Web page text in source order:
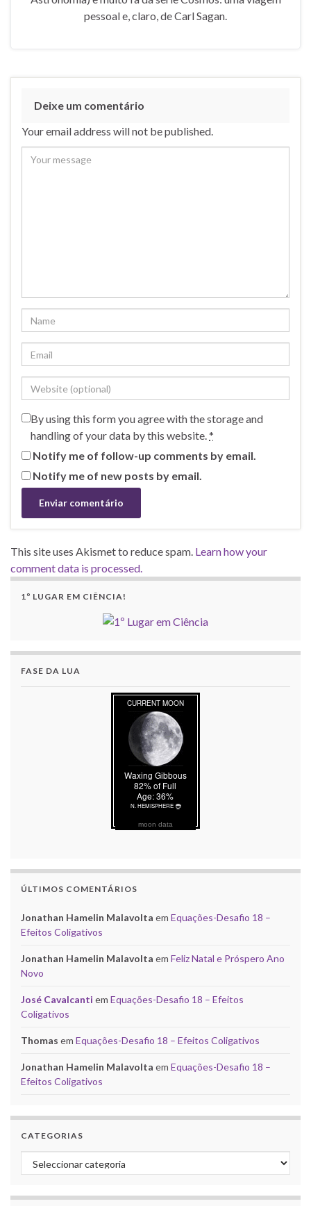
pessoal e, claro, de Carl Sagan.
Deixe um comentário
Your email address will not be published.
By using this form you agree with the storage and
handling of your data by this website.*
Notify me of follow-up comments by email.
Notify me of new posts by email.
This site uses Akismet to reduce spam. Learn how your
comment data is processed.
1º LUGAR EM CIÊNCIA!
FASE DA LUA
moon data
ÚLTIMOS COMENTÁRIOS
Jonathan Hamelin Malavolta em Equações-Desafio 18 –
Efeitos Coligativos
Jonathan Hamelin Malavolta em Feliz Natal e Próspero Ano
Novo
José Cavalcanti em Equações-Desafio 18 – Efeitos
Coligativos
Thomas em Equações-Desafio 18 – Efeitos Coligativos
Jonathan Hamelin Malavolta em Equações-Desafio 18 –
Efeitos Coligativos
CATEGORIAS
Categorias